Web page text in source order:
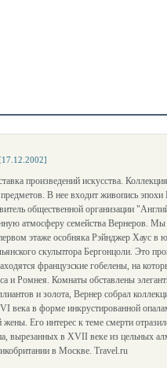
произведений искусства.
В нее входит живопись эпохи
общественной организации
атмосферу семейства Вернеров. Мы
этаже особняка Рэйнджер Хаус в
скульптора Бергонцоли. Это
французские гобелены, на
и Ромнея. Комнаты обставлены
и золота, Вернер собрал
века в форме инкрустированной
Его интерес к теме смерти
вырезанных в XVII веке из цельных
в Москве. Travel.ru